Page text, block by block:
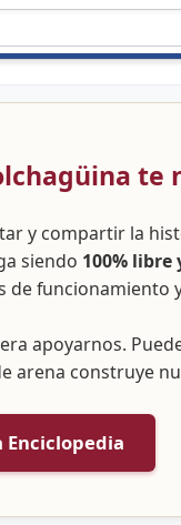
te
y compartir la
siendo 100%
de funcionamiento
apoyarnos.
arena construye